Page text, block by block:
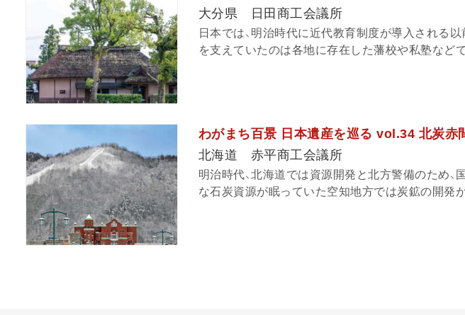
大分県 日田商工会議所
日本では、明治時代に近代教育制度が導入される
を支えていたのは各地に存在した藩校や私塾などで
わがまち百景 日本遺産を巡る vol.34 北炭赤
北海道 赤平商工会議所
明治時代、北海道では資源開発と北方警備のため
な石炭資源が眠っていた空知地方では炭鉱の開発